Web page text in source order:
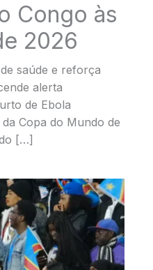
Congo às
2026
saúde e reforça
alerta
de Ebola
Copa do Mundo de
[…]